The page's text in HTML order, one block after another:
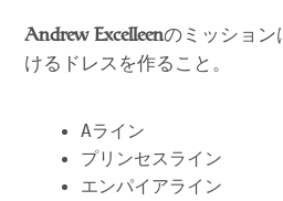
Andrew Excelleenのミッション
けるドレスを作ること。
Aライン
プリンセスライン
エンパイアライン